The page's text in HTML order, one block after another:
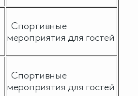
Спортивные
мероприятия для гостей
Спортивные
мероприятия для гостей